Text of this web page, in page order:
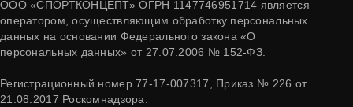
ООО «СПОРТКОНЦЕПТ» ОГРН 1147746951714 является
оператором, осуществляющим обработку персональных
данных на основании Федерального закона «О
персональных данных» от 27.07.2006 № 152-ФЗ.
Регистрационный номер 77-17-007317, Приказ № 226 от
21.08.2017 Роскомнадзора.